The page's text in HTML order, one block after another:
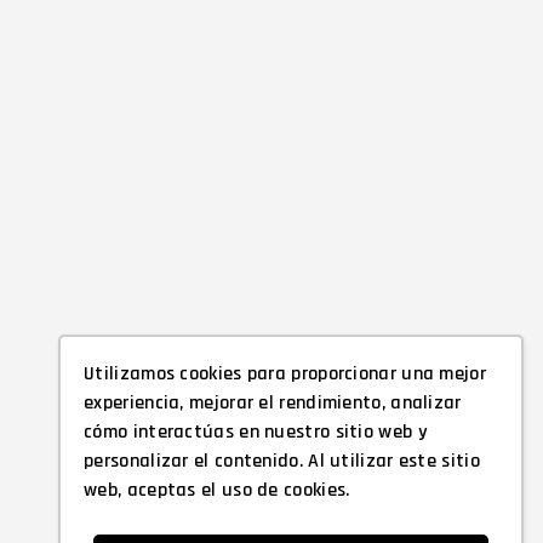
Utilizamos cookies para proporcionar una mejor
experiencia, mejorar el rendimiento, analizar
cómo interactúas en nuestro sitio web y
personalizar el contenido. Al utilizar este sitio
web, aceptas el uso de cookies.